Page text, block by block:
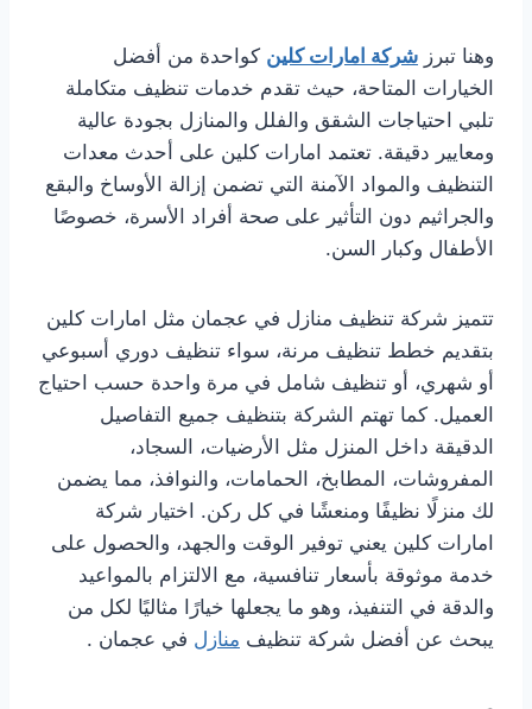
وهنا تبرز شركة امارات كلين كواحدة من أفضل
الخيارات المتاحة، حيث تقدم خدمات تنظيف متكاملة
تلبي احتياجات الشقق والفلل والمنازل بجودة عالية
ومعايير دقيقة. تعتمد امارات كلين على أحدث معدات
التنظيف والمواد الآمنة التي تضمن إزالة الأوساخ والبقع
والجراثيم دون التأثير على صحة أفراد الأسرة، خصوصًا
الأطفال وكبار السن.
تتميز شركة تنظيف منازل في عجمان مثل امارات كلين
بتقديم خطط تنظيف مرنة، سواء تنظيف دوري أسبوعي
أو شهري، أو تنظيف شامل في مرة واحدة حسب احتياج
العميل. كما تهتم الشركة بتنظيف جميع التفاصيل
الدقيقة داخل المنزل مثل الأرضيات، السجاد،
المفروشات، المطابخ، الحمامات، والنوافذ، مما يضمن
لك منزلًا نظيفًا ومنعشًا في كل ركن. اختيار شركة
امارات كلين يعني توفير الوقت والجهد، والحصول على
خدمة موثوقة بأسعار تنافسية، مع الالتزام بالمواعيد
والدقة في التنفيذ، وهو ما يجعلها خيارًا مثاليًا لكل من
يبحث عن أفضل شركة تنظيف منازل في عجمان .